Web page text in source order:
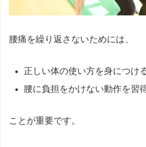
腰痛を繰り返さないためには、
正しい体の使い方を身につけ
腰に負担をかけない動作を習
ことが重要です。